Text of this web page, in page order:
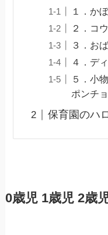
１．か
２．コ
３．お
４．デ
５．小
ポンチ
保育園のハ
0歳児 1歳児 2歳